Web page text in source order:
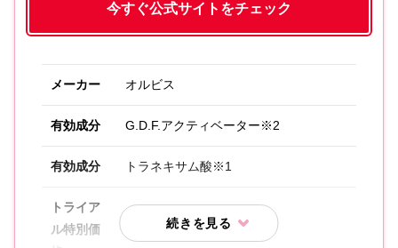
今すぐ公式サイトをチェック
メーカー オルビス
有効成分 G.D.F.アクティベーター※2
有効成分 トラネキサム酸※1
トライア
ル特別価
初回限定980円(送料無料）